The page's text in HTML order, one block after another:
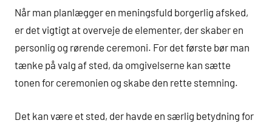
Når man planlægger en meningsfuld borgerlig afsked,
er det vigtigt at overveje de elementer, der skaber en
personlig og rørende ceremoni. For det første bør man
tænke på valg af sted, da omgivelserne kan sætte
tonen for ceremonien og skabe den rette stemning.
Det kan være et sted, der havde en særlig betydning for